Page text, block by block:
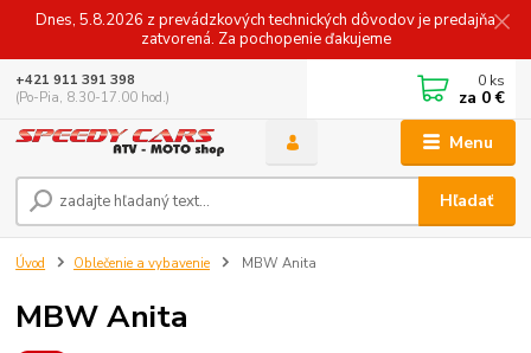
Dnes, 5.8.2026 z prevádzkových technických dôvodov je predajňa
zatvorená. Za pochopenie ďakujeme
Menu
Hľadať
+421 911 391 398
(Po-Pia, 8.30-17.00 hod.)
0 ks
za 0 €
Úvod Oblečenie a vybavenie MBW Anita
MBW Anita